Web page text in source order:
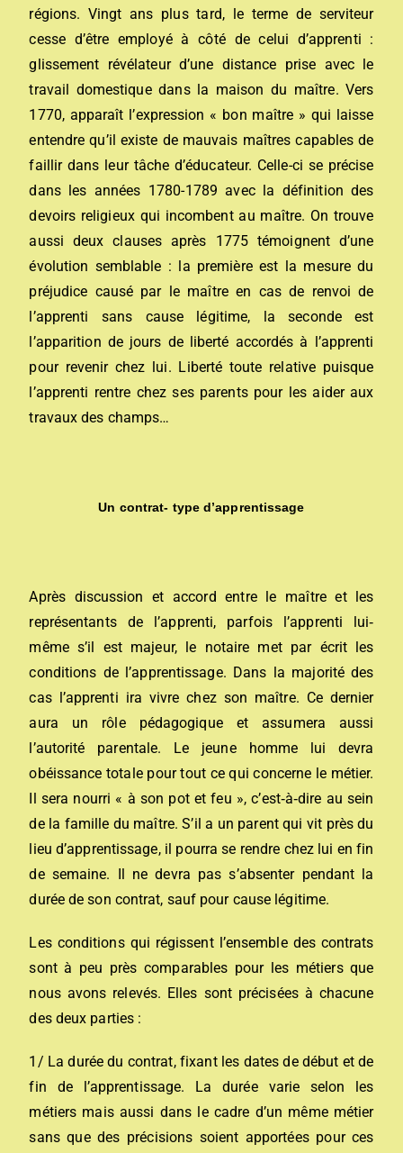
régions. Vingt ans plus tard, le terme de serviteur
cesse d’être employé à côté de celui d’apprenti :
glissement révélateur d’une distance prise avec le
travail domestique dans la maison du maître. Vers
1770, apparaît l’expression « bon maître » qui laisse
entendre qu’il existe de mauvais maîtres capables de
faillir dans leur tâche d’éducateur. Celle-ci se précise
dans les années 1780-1789 avec la définition des
devoirs religieux qui incombent au maître. On trouve
aussi deux clauses après 1775 témoignent d’une
évolution semblable : la première est la mesure du
préjudice causé par le maître en cas de renvoi de
l’apprenti sans cause légitime, la seconde est
l’apparition de jours de liberté accordés à l’apprenti
pour revenir chez lui. Liberté toute relative puisque
l’apprenti rentre chez ses parents pour les aider aux
travaux des champs…
Un contrat- type d’apprentissage
Après discussion et accord entre le maître et les
représentants de l’apprenti, parfois l’apprenti lui‐
même s’il est majeur, le notaire met par écrit les
conditions de l’apprentissage. Dans la majorité des
cas l’apprenti ira vivre chez son maître. Ce dernier
aura un rôle pédagogique et assumera aussi
l’autorité parentale. Le jeune homme lui devra
obéissance totale pour tout ce qui concerne le métier.
Il sera nourri « à son pot et feu », c’est‐à‐dire au sein
de la famille du maître. S’il a un parent qui vit près du
lieu d’apprentissage, il pourra se rendre chez lui en fin
de semaine. Il ne devra pas s’absenter pendant la
durée de son contrat, sauf pour cause légitime.
Les conditions qui régissent l’ensemble des contrats
sont à peu près comparables pour les métiers que
nous avons relevés. Elles sont précisées à chacune
des deux parties :
1/ La durée du contrat, fixant les dates de début et de
fin de l’apprentissage. La durée varie selon les
métiers mais aussi dans le cadre d’un même métier
sans que des précisions soient apportées pour ces